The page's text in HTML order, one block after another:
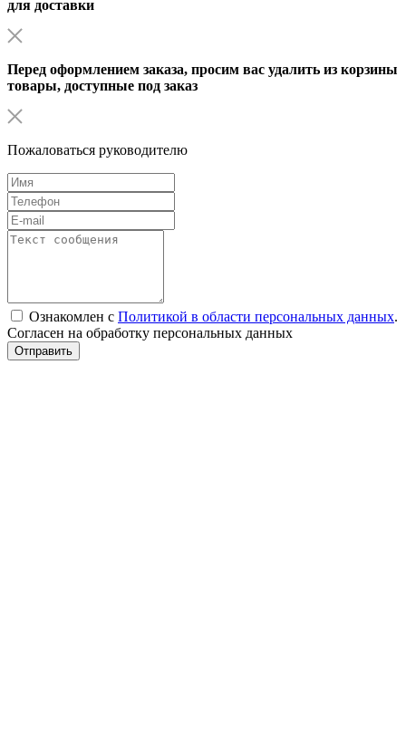
для доставки
Перед оформлением заказа, просим вас удалить из корзины
товары, доступные под заказ
Пожаловаться руководителю
Ознакомлен с Политикой в области персональных данных.
Согласен на обработку персональных данных
Отправить